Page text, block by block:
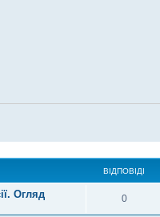
ВІДПОВІДІ
Огляд 0